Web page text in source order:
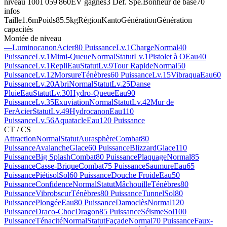
infos
Taille1.6mPoids85.5kgRégionKantoGénérationGénération
capacités
Montée de niveau
—LuminocanonAcier80 PuissanceLv.1ChargeNormal40
PuissanceLv.1Mimi-QueueNormalStatutLv.1Pistolet à OEau40
PuissanceLv.1RepliEauStatutLv.9Tour RapideNormal50
PuissanceLv.12MorsureTénèbres60 PuissanceLv.15VibraquaEau60
PuissanceLv.20AbriNormalStatutLv.25Danse
PluieEauStatutLv.30Hydro-QueueEau90
PuissanceLv.35ExuviationNormalStatutLv.42Mur de
FerAcierStatutLv.49HydrocanonEau110
PuissanceLv.56AquatacleEau120 Puissance
CT / CS
AttractionNormalStatutAurasphèreCombat80
PuissanceAvalancheGlace60 PuissanceBlizzardGlace110
PuissanceBig SplashCombat80 PuissancePlaquageNormal85
PuissanceCasse-BriqueCombat75 PuissanceSaumureEau65
PuissancePiétisolSol60 PuissanceDouche FroideEau50
PuissanceConfidenceNormalStatutMâchouilleTénèbres80
PuissanceVibrobscurTénèbres80 PuissanceTunnelSol80
PuissancePlongéeEau80 PuissanceDamoclèsNormal120
PuissanceDraco-ChocDragon85 PuissanceSéismeSol100
PuissanceTénacitéNormalStatutFaçadeNormal70 PuissanceFaux-